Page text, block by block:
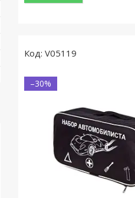
V05119
–30%